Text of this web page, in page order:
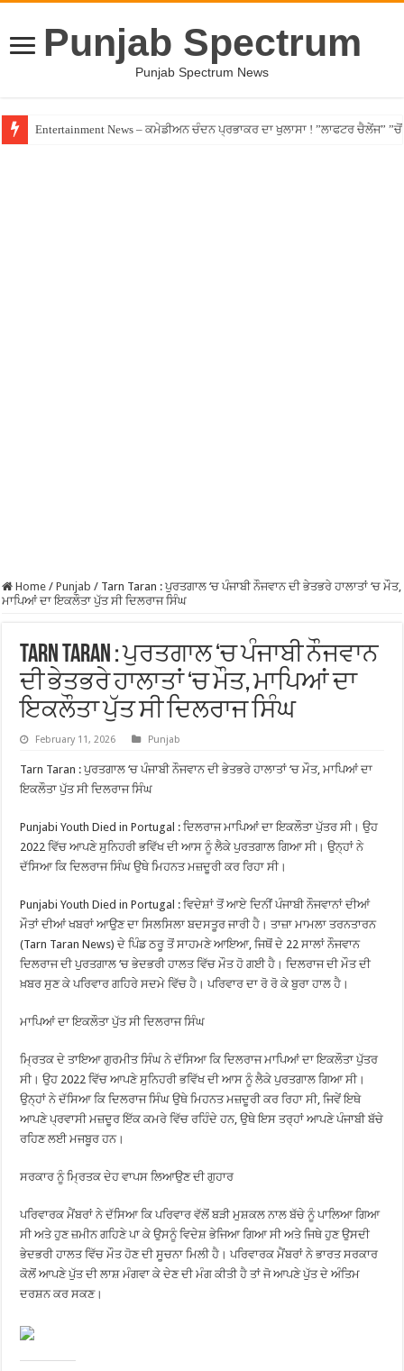
Punjab Spectrum
Punjab Spectrum News
Entertainment News – ਕਮੇਡੀਅਨ ਚੰਦਨ ਪ੍ਰਭਾਕਰ ਦਾ ਖੁਲਾਸਾ ! ”ਲਾਫਟਰ ਚੈਲੇਂਜ”
Home / Punjab / Tarn Taran : ਪੁਰਤਗਾਲ ‘ਚ ਪੰਜਾਬੀ ਨੌਜਵਾਨ ਦੀ ਭੇਤਭਰੇ ਹਾਲਾਤਾਂ ‘ਚ ਮੌਤ,
ਮਾਪਿਆਂ ਦਾ ਇਕਲੌਤਾ ਪੁੱਤ ਸੀ ਦਿਲਰਾਜ ਸਿੰਘ
Tarn Taran : ਪੁਰਤਗਾਲ ‘ਚ ਪੰਜਾਬੀ ਨੌਜਵਾਨ
ਦੀ ਭੇਤਭਰੇ ਹਾਲਾਤਾਂ ‘ਚ ਮੌਤ, ਮਾਪਿਆਂ ਦਾ
ਇਕਲੌਤਾ ਪੁੱਤ ਸੀ ਦਿਲਰਾਜ ਸਿੰਘ
February 11, 2026 Punjab
Tarn Taran : ਪੁਰਤਗਾਲ ‘ਚ ਪੰਜਾਬੀ ਨੌਜਵਾਨ ਦੀ ਭੇਤਭਰੇ ਹਾਲਾਤਾਂ ‘ਚ ਮੌਤ, ਮਾਪਿਆਂ ਦਾ
ਇਕਲੌਤਾ ਪੁੱਤ ਸੀ ਦਿਲਰਾਜ ਸਿੰਘ
Punjabi Youth Died in Portugal : ਦਿਲਰਾਜ ਮਾਪਿਆਂ ਦਾ ਇਕਲੌਤਾ ਪੁੱਤਰ ਸੀ। ਉਹ
2022 ਵਿੱਚ ਆਪਣੇ ਸੁਨਿਹਰੀ ਭਵਿੱਖ ਦੀ ਆਸ ਨੂੰ ਲੈਕੇ ਪੁਰਤਗਾਲ ਗਿਆ ਸੀ। ਉਨ੍ਹਾਂ ਨੇ
ਦੱਸਿਆ ਕਿ ਦਿਲਰਾਜ ਸਿੰਘ ਉਥੇ ਮਿਹਨਤ ਮਜ਼ਦੂਰੀ ਕਰ ਰਿਹਾ ਸੀ।
Punjabi Youth Died in Portugal : ਵਿਦੇਸ਼ਾਂ ਤੋਂ ਆਏ ਦਿਨੀਂ ਪੰਜਾਬੀ ਨੌਜਵਾਨਾਂ ਦੀਆਂ
ਮੌਤਾਂ ਦੀਆਂ ਖਬਰਾਂ ਆਉਣ ਦਾ ਸਿਲਸਿਲਾ ਬਦਸਤੂਰ ਜਾਰੀ ਹੈ। ਤਾਜ਼ਾ ਮਾਮਲਾ ਤਰਨਤਾਰਨ
(Tarn Taran News) ਦੇ ਪਿੰਡ ਠਰੂ ਤੋਂ ਸਾਹਮਣੇ ਆਇਆ, ਜਿਥੋਂ ਦੇ 22 ਸਾਲਾਂ ਨੌਜਵਾਨ
ਦਿਲਰਾਜ ਦੀ ਪੁਰਤਗਾਲ ‘ਚ ਭੇਦਭਰੀ ਹਾਲਤ ਵਿੱਚ ਮੌਤ ਹੋ ਗਈ ਹੈ। ਦਿਲਰਾਜ ਦੀ ਮੌਤ ਦੀ
ਖ਼ਬਰ ਸੁਣ ਕੇ ਪਰਿਵਾਰ ਗਹਿਰੇ ਸਦਮੇ ਵਿੱਚ ਹੈ। ਪਰਿਵਾਰ ਦਾ ਰੋ ਰੋ ਕੇ ਬੁਰਾ ਹਾਲ ਹੈ।
ਮਾਪਿਆਂ ਦਾ ਇਕਲੌਤਾ ਪੁੱਤ ਸੀ ਦਿਲਰਾਜ ਸਿੰਘ
ਮ੍ਰਿਤਕ ਦੇ ਤਾਇਆ ਗੁਰਮੀਤ ਸਿੰਘ ਨੇ ਦੱਸਿਆ ਕਿ ਦਿਲਰਾਜ ਮਾਪਿਆਂ ਦਾ ਇਕਲੌਤਾ ਪੁੱਤਰ
ਸੀ। ਉਹ 2022 ਵਿੱਚ ਆਪਣੇ ਸੁਨਿਹਰੀ ਭਵਿੱਖ ਦੀ ਆਸ ਨੂੰ ਲੈਕੇ ਪੁਰਤਗਾਲ ਗਿਆ ਸੀ।
ਉਨ੍ਹਾਂ ਨੇ ਦੱਸਿਆ ਕਿ ਦਿਲਰਾਜ ਸਿੰਘ ਉਥੇ ਮਿਹਨਤ ਮਜ਼ਦੂਰੀ ਕਰ ਰਿਹਾ ਸੀ, ਜਿਵੇਂ ਇਥੇ
ਆਪਣੇ ਪ੍ਰਵਾਸੀ ਮਜ਼ਦੂਰ ਇੱਕ ਕਮਰੇ ਵਿੱਚ ਰਹਿੰਦੇ ਹਨ, ਉਥੇ ਇਸ ਤਰ੍ਹਾਂ ਆਪਣੇ ਪੰਜਾਬੀ ਬੱਚੇ
ਰਹਿਣ ਲਈ ਮਜਬੂਰ ਹਨ।
ਸਰਕਾਰ ਨੂੰ ਮ੍ਰਿਤਕ ਦੇਹ ਵਾਪਸ ਲਿਆਉਣ ਦੀ ਗੁਹਾਰ
ਪਰਿਵਾਰਕ ਮੈਂਬਰਾਂ ਨੇ ਦੱਸਿਆ ਕਿ ਪਰਿਵਾਰ ਵੱਲੋਂ ਬੜੀ ਮੁਸ਼ਕਲ ਨਾਲ ਬੱਚੇ ਨੂੰ ਪਾਲਿਆ ਗਿਆ
ਸੀ ਅਤੇ ਹੁਣ ਜ਼ਮੀਨ ਗਹਿਣੇ ਪਾ ਕੇ ਉਸਨੂੰ ਵਿਦੇਸ਼ ਭੇਜਿਆ ਗਿਆ ਸੀ ਅਤੇ ਜਿਥੇ ਹੁਣ ਉਸਦੀ
ਭੇਦਭਰੀ ਹਾਲਤ ਵਿੱਚ ਮੌਤ ਹੋਣ ਦੀ ਸੂਚਨਾ ਮਿਲੀ ਹੈ। ਪਰਿਵਾਰਕ ਮੈਂਬਰਾਂ ਨੇ ਭਾਰਤ ਸਰਕਾਰ
ਕੋਲੋਂ ਆਪਣੇ ਪੁੱਤ ਦੀ ਲਾਸ਼ ਮੰਗਵਾ ਕੇ ਦੇਣ ਦੀ ਮੰਗ ਕੀਤੀ ਹੈ ਤਾਂ ਜੋ ਆਪਣੇ ਪੁੱਤ ਦੇ ਅੰਤਿਮ
ਦਰਸ਼ਨ ਕਰ ਸਕਣ।